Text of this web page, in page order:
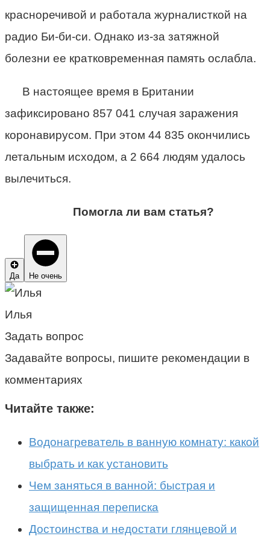
красноречивой и работала журналисткой на
радио Би-би-си. Однако из-за затяжной
болезни ее кратковременная память ослабла.
В настоящее время в Британии
зафиксировано 857 041 случая заражения
коронавирусом. При этом 44 835 окончились
летальным исходом, а 2 664 людям удалось
вылечиться.
Помогла ли вам статья?
Да Не очень
Илья
Задать вопрос
Задавайте вопросы, пишите рекомендации в
комментариях
Читайте также:
Водонагреватель в ванную комнату: какой
выбрать и как установить
Чем заняться в ванной: быстрая и
защищенная переписка
Достоинства и недостати глянцевой и